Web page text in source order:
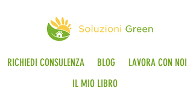
RICHIEDI CONSULENZA BLOG
LAVORA CON NOI
IL MIO LIBRO